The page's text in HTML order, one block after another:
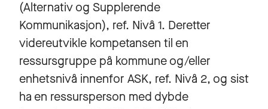
(Alternativ og Supplerende
Kommunikasjon), ref. Nivå 1. Deretter
videreutvikle kompetansen til en
ressursgruppe på kommune og/eller
enhetsnivå innenfor ASK, ref. Nivå 2, og sist
ha en ressursperson med dybde